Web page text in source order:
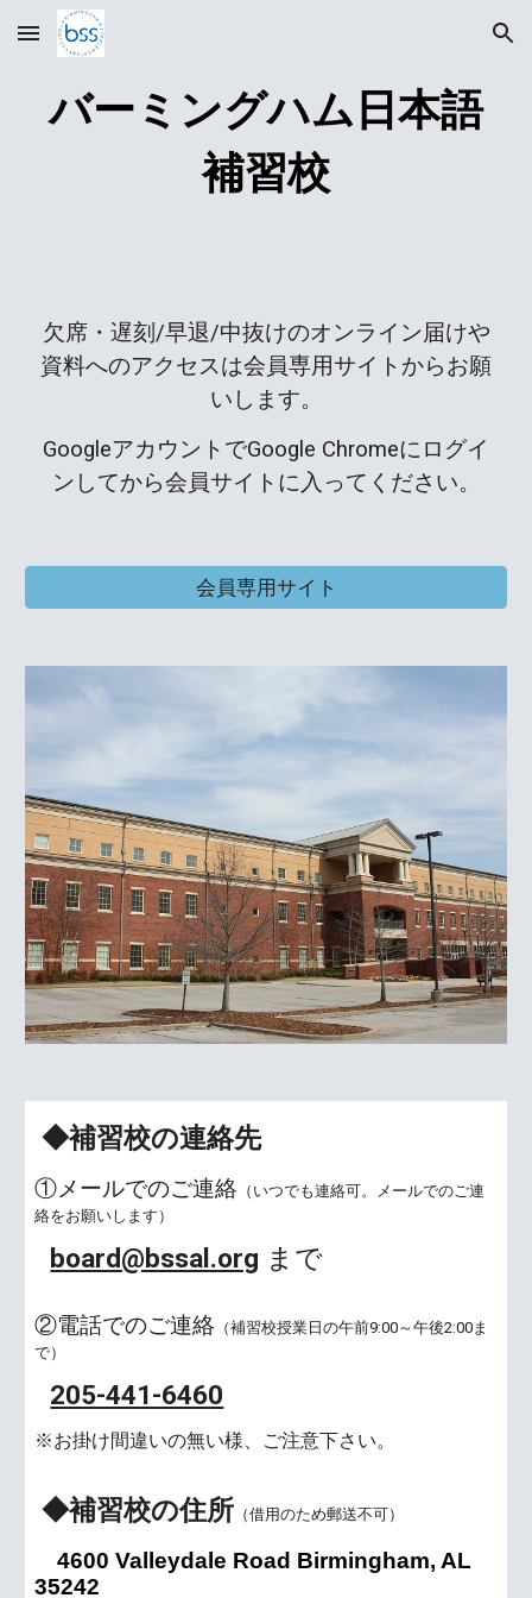
Skip to main content Skip to navigation
バーミングハム日本語
補習校
欠席・遅刻/早退/中抜けのオンライン届けや
資料へのアクセスは会員専用サイトからお願
いします。
GoogleアカウントでGoogle Chromeにログイ
ンしてから会員サイトに入ってください。
会員専用サイト
◆補習校の連絡先
①メールでのご連絡 （いつでも連絡可。メールでのご連
絡をお願いします）
board@bssal.org まで
②電話でのご連絡 （補習校授業 日の午前9:00～午後2:00ま
で）
205-441-6460
※お掛け間違いの無い様、ご注意下さい。
◆補習校の住所 （借用のため郵送不可）
4600 Valleydale Road Birmingham, AL
35242